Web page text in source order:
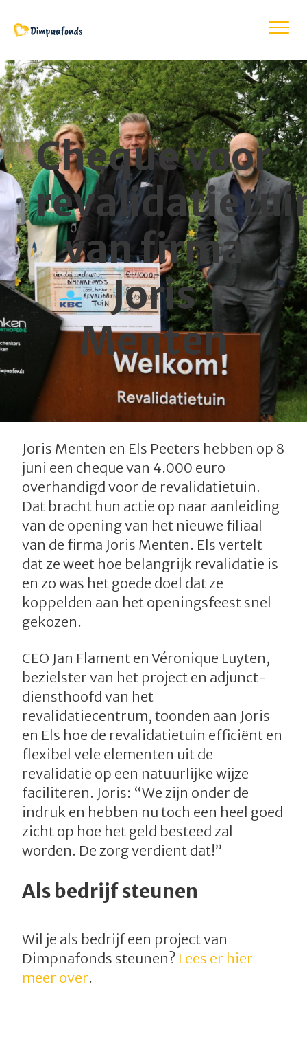
Cheque voor
van firma
Joris
Menten
Joris Menten en Els Peeters hebben op 8
juni een cheque van 4.000 euro
overhandigd voor de revalidatietuin.
Dat bracht hun actie op naar aanleiding
van de opening van het nieuwe filiaal
van de firma Joris Menten. Els vertelt
dat ze weet hoe belangrijk revalidatie is
en zo was het goede doel dat ze
koppelden aan het openingsfeest snel
gekozen.
CEO Jan Flament en Véronique Luyten,
bezielster van het project en adjunct-
diensthoofd van het
revalidatiecentrum, toonden aan Joris
en Els hoe de revalidatietuin efficiënt en
flexibel vele elementen uit de
revalidatie op een natuurlijke wijze
faciliteren. Joris: “We zijn onder de
indruk en hebben nu toch een heel goed
zicht op hoe het geld besteed zal
worden. De zorg verdient dat!”
Als bedrijf steunen
Wil je als bedrijf een project van
Dimpnafonds steunen? Lees er hier
meer over.